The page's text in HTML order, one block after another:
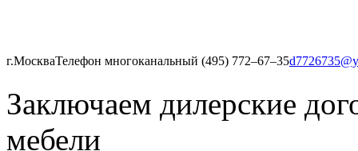
г.МоскваТелефон многоканальный (495) 772‒67‒35
Заключаем дилерские
мебели